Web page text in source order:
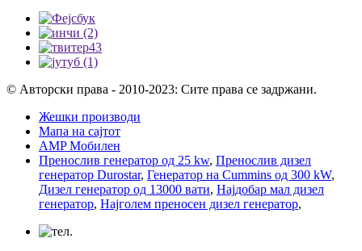
© Авторски права - 2010-2023: Сите права се задржани.
Жешки производи
Мапа на сајтот
AMP Мобилен
Пренослив генератор од 25 kw, Пренослив дизел
генератор Durostar, Генератор на Cummins од 300 kW,
Дизел генератор од 13000 вати, Најдобар мал дизел
генератор, Најголем преносен дизел генератор,